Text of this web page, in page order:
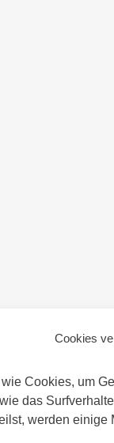
Cookies
Cookies, um
das
werden